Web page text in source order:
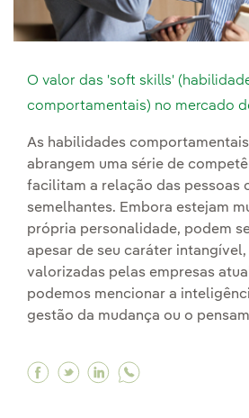
O valor das 'soft skills'
comportamentais) no mercado
As habilidades
abrangem uma série de
facilitam a relação das pessoas
semelhantes. Embora estejam
própria personalidade, podem
apesar de seu caráter
valorizadas pelas empresas
podemos mencionar a
gestão da mudança ou o
Facebook O valor das
Twitter O valor das
Linkedin O valor